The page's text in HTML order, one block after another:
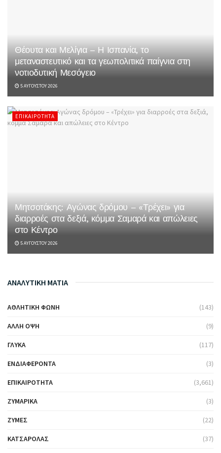
Θέουτα και Μελίγια – Η Ισπανία, το
μεταναστευτικό και τα γεωπολιτικά παίγνια στη
νοτιοδυτική Μεσόγειο
5 ΑΥΓΟΎΣΤΟΥ 2026
ΕΠΙΚΑΙΡΌΤΗΤΑ
Μητσοτάκης: Αγώνας δρόμου – «Τρέχει» για
διαρροές στα δεξιά, κόμμα Σαμαρά και απώλειες
στο Κέντρο
5 ΑΥΓΟΎΣΤΟΥ 2026
ΑΝΑΛΥΤΙΚΗ ΜΑΤΙΑ
ΑΘΛΗΤΙΚΉ ΦΩΝΉ (143)
ΆΛΛΗ ΌΨΗ (9)
ΓΛΥΚΆ (117)
ΕΝΔΙΑΦΈΡΟΝΤΑ (3)
ΕΠΙΚΑΙΡΌΤΗΤΑ (3,661)
ΖΥΜΑΡΙΚΆ (3)
ΖΎΜΕΣ (22)
ΚΑΤΣΑΡΌΛΑΣ (37)